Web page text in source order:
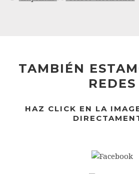
TAMBIÉN
REDES
HAZ CLICK EN LA